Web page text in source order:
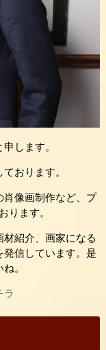
申します。
おります。
肖像画制作など、プ
ります。
紹介、画家になる
信しています。是
。
ラ